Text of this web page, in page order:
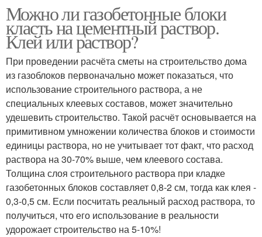
Можно ли газобетонные блоки
класть на цементный раствор.
Клей или раствор?
При проведении расчёта сметы на строительство дома
из газоблоков первоначально может показаться, что
использование строительного раствора, а не
специальных клеевых составов, может значительно
удешевить строительство. Такой расчёт основывается на
примитивном умножении количества блоков и стоимости
единицы раствора, но не учитывает тот факт, что расход
раствора на 30-70% выше, чем клеевого состава.
Толщина слоя строительного раствора при кладке
газобетонных блоков составляет 0,8-2 см, тогда как клея -
0,3-0,5 см. Если посчитать реальный расход раствора, то
получиться, что его использование в реальности
удорожает строительство на 5-10%!